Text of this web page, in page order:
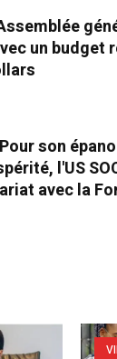
un budget
son
l'US
avec la